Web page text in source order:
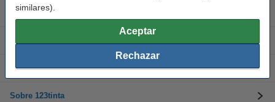
similares).
Aceptar
Rechazar
Cartuchos de tinta
Atención al cliente
Sobre 123tinta